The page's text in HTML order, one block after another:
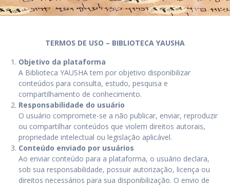
TERMOS DE USO – BIBLIOTECA YAUSHA
Objetivo da plataforma
A Biblioteca YAUSHA tem por objetivo disponibilizar
conteúdos para consulta, estudo, pesquisa e
compartilhamento de conhecimento.
Responsabilidade do usuário
O usuário compromete-se a não publicar, enviar, reproduzir
ou compartilhar conteúdos que violem direitos autorais,
propriedade intelectual ou legislação aplicável.
Conteúdo enviado por usuários
Ao enviar conteúdo para a plataforma, o usuário declara,
sob sua responsabilidade, possuir autorização, licença ou
direitos necessários para sua disponibilização. O envio de